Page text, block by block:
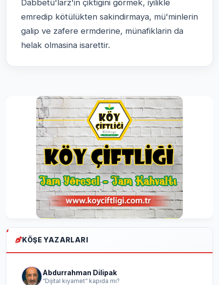
Dabbetü'larz'in çiktigini görmek, iyilikle
emredip kötülükten sakindirmaya, mü'minlerin
galip ve zafere ermderine, münafiklarin da
helak olmasina isarettir.
KÖŞE YAZARLARI
Abdurrahman Dilipak
“Dijital kıyamet“ kapıda mı?